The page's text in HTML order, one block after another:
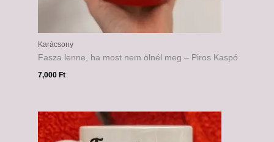
Karácsony
Fasza lenne, ha most nem ölnél meg – Piros Kaspó
7,000 Ft
6,000 Ft
-
6,500 Ft